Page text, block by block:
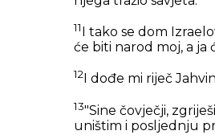
11
I tako se dom
će biti narod moj, a ja
12 I dođe mi riječ
13"Sine čovječji,
uništim i posljednju